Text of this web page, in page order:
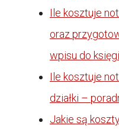
Ile kosztuje
oraz
wpisu do
Ile kosztuje
działki –
Jakie są